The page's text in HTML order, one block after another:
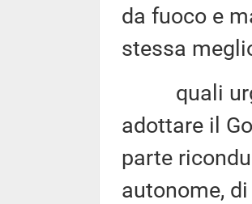
da fuoco e
stessa
quali
adottare il
parte
autonome,